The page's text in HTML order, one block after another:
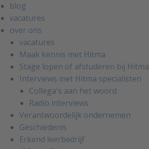
blog
vacatures
over ons
vacatures
Maak kennis met Hitma
Stage lopen of afstuderen bij Hitma
Interviews met Hitma specialisten
Collega's aan het woord
Radio interviews
Verantwoordelijk ondernemen
Geschiedenis
Erkend leerbedrijf